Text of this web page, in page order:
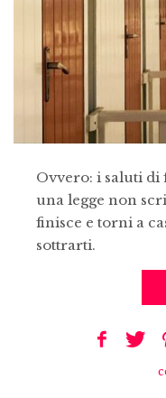
Ovvero: i saluti di
una legge non
finisce e torni a
sottrarti.